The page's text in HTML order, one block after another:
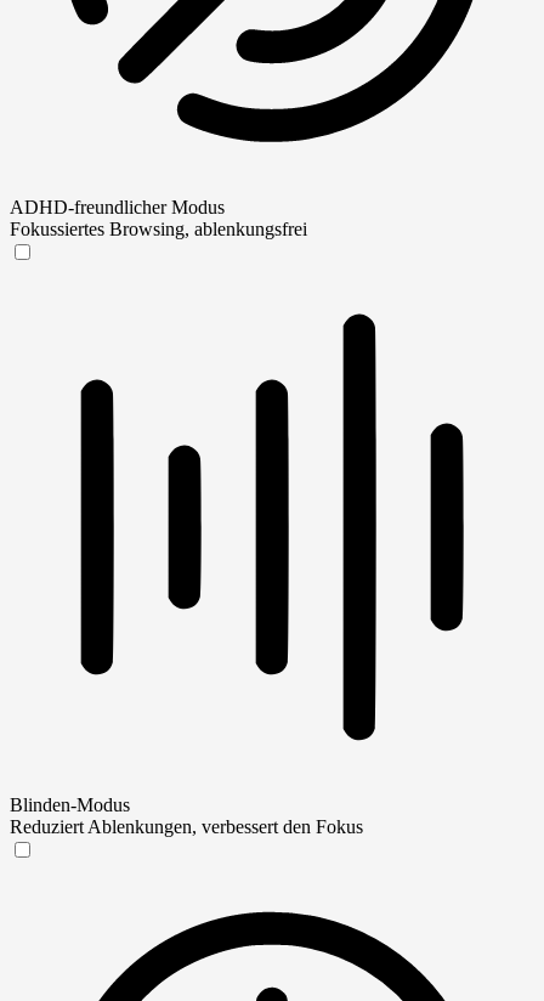
ADHD-freundlicher Modus
Fokussiertes Browsing, ablenkungsfrei
Blinden-Modus
Reduziert Ablenkungen, verbessert den Fokus